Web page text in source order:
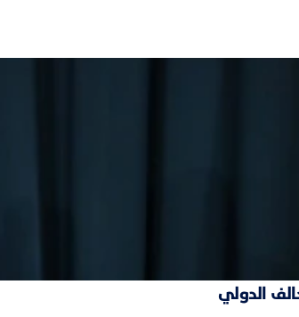
الدولي